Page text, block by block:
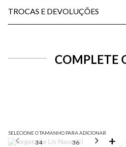
TROCAS E DEVOLUÇÕES
COMPLETE
SELECIONE O TAMANHO PARA ADICIONAR
34 36 38